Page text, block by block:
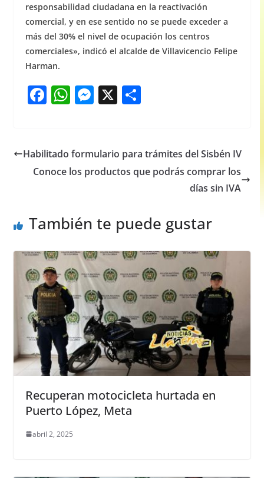
responsabilidad ciudadana en la reactivación
comercial, y en ese sentido no se puede exceder a
más del 30% el nivel de ocupación los centros
comerciales», indicó el alcalde de Villavicencio Felipe
Harman.
F
e
b
k
W
s
A
M
e
n
X S
e
Habilitado formulario para trámites del Sisbén IV
Conoce los productos que podrás comprar los
días sin IVA
También te puede gustar
Recuperan motocicleta hurtada en
Puerto López, Meta
abril 2, 2025